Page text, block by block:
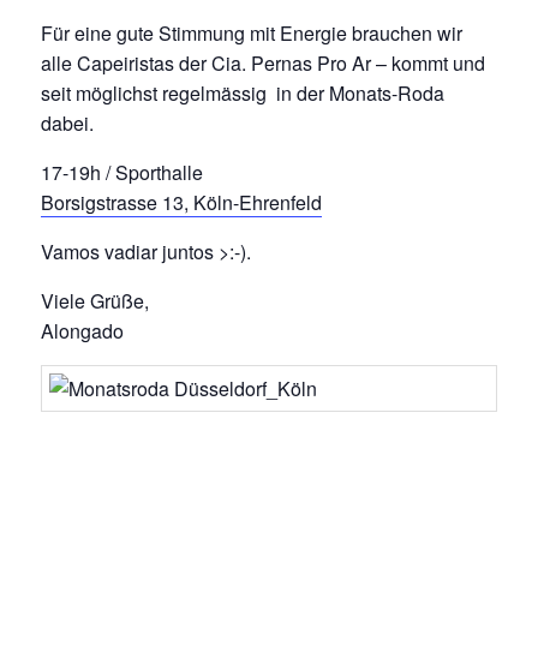
Für eine gute Stimmung mit Energie brauchen wir
alle Capeiristas der Cia. Pernas Pro Ar – kommt und
seit möglichst regelmässig in der Monats-Roda
dabei.
17-19h / Sporthalle
Borsigstrasse 13, Köln-Ehrenfeld
Vamos vadiar juntos >:-).
Viele Grüße,
Alongado